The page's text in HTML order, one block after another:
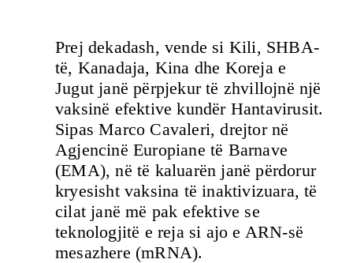
Prej dekadash, vende si Kili, SHBA-
të, Kanadaja, Kina dhe Koreja e
Jugut janë përpjekur të zhvillojnë një
vaksinë efektive kundër Hantavirusit.
Sipas Marco Cavaleri, drejtor në
Agjencinë Europiane të Barnave
(EMA), në të kaluarën janë përdorur
kryesisht vaksina të inaktivizuara, të
cilat janë më pak efektive se
teknologjitë e reja si ajo e ARN-së
mesazhere (mRNA).